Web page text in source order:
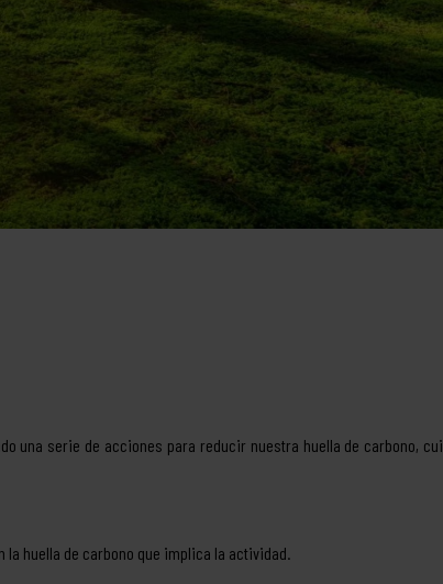
una serie de acciones para reducir nuestra huella de carbono,
huella de carbono que implica la actividad.